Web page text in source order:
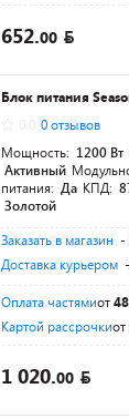
652.00
Блок питания
0 отзывов
Мощность: 1200 Вт
Активный
питания: Да КПД:
Золотой
Заказать в магазин -
Доставка курьером
Оплата частямиот
Картой рассрочкиот
1 020.00